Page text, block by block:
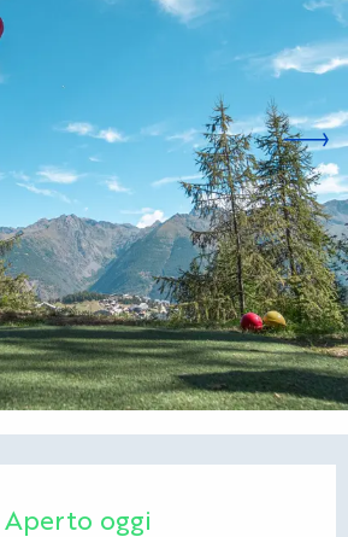
Aperto oggi